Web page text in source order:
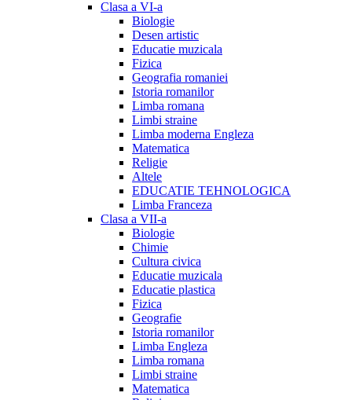
Clasa a VI-a
Biologie
Desen artistic
Educatie muzicala
Fizica
Geografia romaniei
Istoria romanilor
Limba romana
Limbi straine
Limba moderna Engleza
Matematica
Religie
Altele
EDUCATIE TEHNOLOGICA
Limba Franceza
Clasa a VII-a
Biologie
Chimie
Cultura civica
Educatie muzicala
Educatie plastica
Fizica
Geografie
Istoria romanilor
Limba Engleza
Limba romana
Limbi straine
Matematica